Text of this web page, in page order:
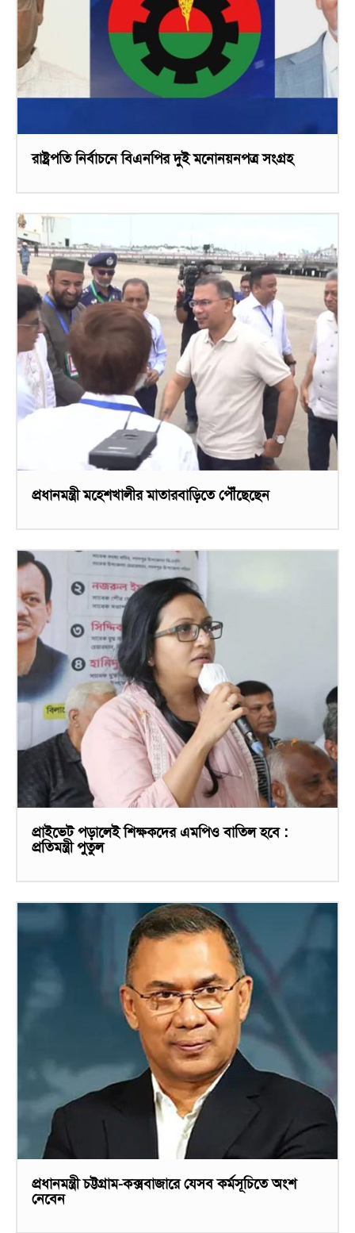
রাষ্ট্রপতি নির্বাচনে বিএনপির দুই মনোনয়নপত্র সংগ্রহ
প্রধানমন্ত্রী মহেশখালীর মাতারবাড়িতে পৌঁছেছেন
প্রাইভেট পড়ালেই শিক্ষকদের এমপিও বাতিল হবে :
প্রতিমন্ত্রী পুতুল
প্রধানমন্ত্রী চট্টগ্রাম-কক্সবাজারে যেসব কর্মসূচিতে অংশ
নেবেন